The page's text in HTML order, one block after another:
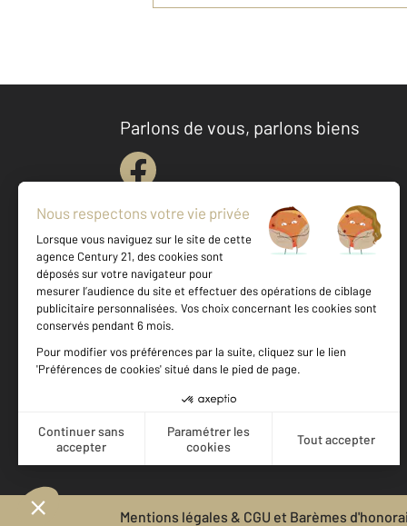
Parlons de vous, parlons biens
Votre agence est notée
Achat
Location
Mentions légales & CGU et Barèmes